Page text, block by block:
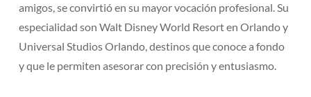
amigos, se convirtió en su mayor vocación profesional. Su
especialidad son Walt Disney World Resort en Orlando y
Universal Studios Orlando, destinos que conoce a fondo
y que le permiten asesorar con precisión y entusiasmo.